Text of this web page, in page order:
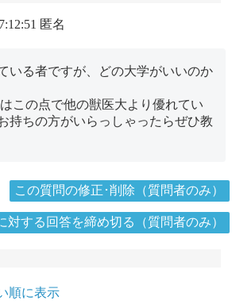
匿名
いる者ですが、どの大学がいいのか
この点で他の獣医大より優れてい
持ちの方がいらっしゃったらぜひ教
この質問の修正･削除（質問者のみ）
対する回答を締め切る（質問者のみ）
順に表示